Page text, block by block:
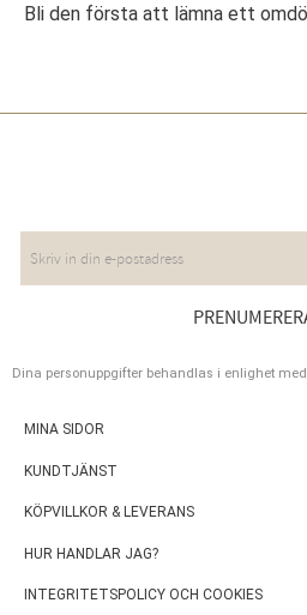
Bli den första att lämna ett
Dina personuppgifter behandlas i enlighet
MINA SIDOR
KUNDTJÄNST
KÖPVILLKOR & LEVERANS
HUR HANDLAR JAG?
INTEGRITETSPOLICY OCH COOKIES